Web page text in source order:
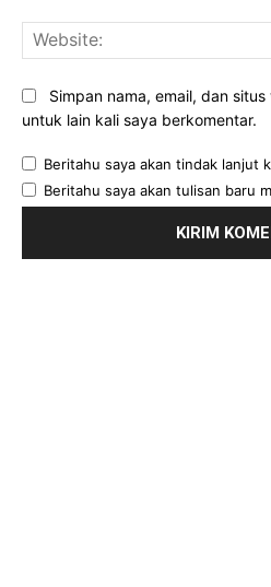
Simpan nama, email, dan
untuk lain kali saya berkomentar.
Beritahu saya akan tindak lanjut
Beritahu saya akan tulisan baru